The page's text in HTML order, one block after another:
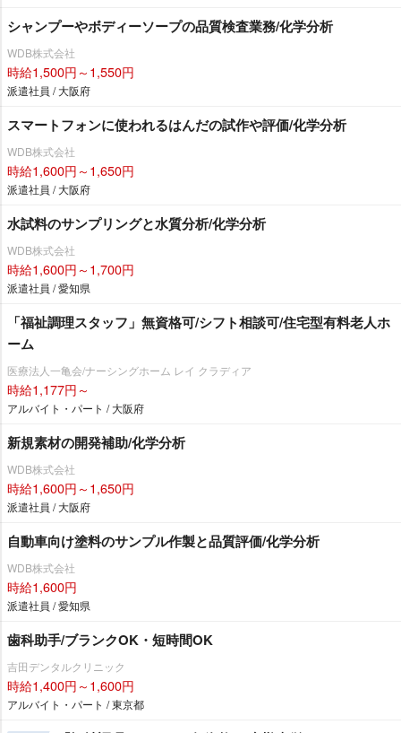
シャンプーやボディーソープの品質検査業務/化学分析
WDB株式会社
時給1,500円～1,550円
派遣社員 / 大阪府
スマートフォンに使われるはんだの試作や評価/化学分析
WDB株式会社
時給1,600円～1,650円
派遣社員 / 大阪府
水試料のサンプリングと水質分析/化学分析
WDB株式会社
時給1,600円～1,700円
派遣社員 / 愛知県
「福祉調理スタッフ」無資格可/シフト相談可/住宅型有料老人ホ
ーム
医療法人一亀会/ナーシングホーム レイ クラディア
時給1,177円～
アルバイト・パート / 大阪府
新規素材の開発補助/化学分析
WDB株式会社
時給1,600円～1,650円
派遣社員 / 大阪府
自動車向け塗料のサンプル作製と品質評価/化学分析
WDB株式会社
時給1,600円
派遣社員 / 愛知県
歯科助手/ブランクOK・短時間OK
吉田デンタルクリニック
時給1,400円～1,600円
アルバイト・パート / 東京都